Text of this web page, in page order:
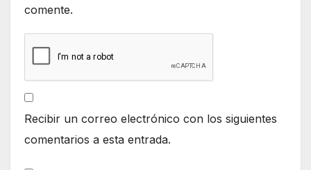
comente.
Recibir un correo electrónico con los siguientes
comentarios a esta entrada.